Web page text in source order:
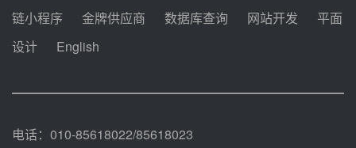
中能建华中试研院中标重能新疆
100MW光热项目机组调试及性能
规模化助力构建绿色低碳电力供给
链小程序
金牌供应商 数据库查询 网站开发
平面
设计
English
电话：010-85618022/85618023